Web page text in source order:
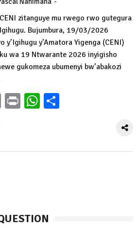
zitanguye mu rwego rwo gutegura
Bujumbura, 19/03/2026
y’Igihugu y’Amatora Yigenga (CENI)
wa 19 Ntwarante 2026 inyigisho
gukomeza ubumenyi bw’abakozi
EmailPrintWhatsApp